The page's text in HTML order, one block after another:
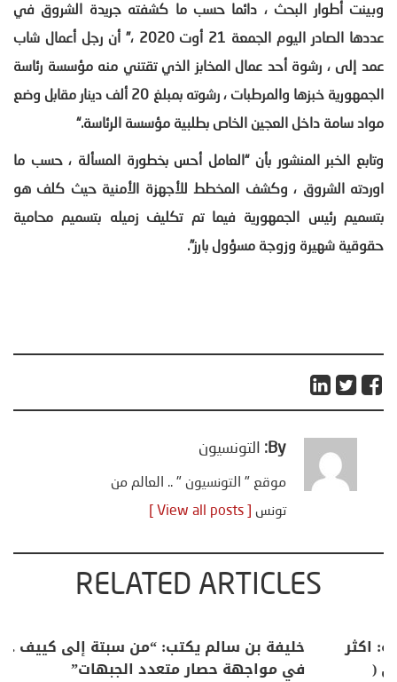
وبينت أطوار البحث ، دائما حسب ما كشفته جريدة الشروق في
عددها الصادر اليوم الجمعة 21 أوت 2020 ،” أن رجل أعمال شاب
عمد إلى ، رشوة أحد عمال المخابز الذي تقتني منه مؤسسة رئاسة
الجمهورية خبزها والمرطبات ، رشوته بمبلغ 20 ألف دينار مقابل وضع
مواد سامة داخل العجين الخاص بطلبية مؤسسة الرئاسة.
“
وتابع الخبر المنشور بأن “العامل أحس بخطورة المسألة ، حسب ما
اوردته الشروق ، وكشف المخطط للأجهزة الأمنية حيث كلف هو
بتسميم رئيس الجمهورية فيما تم تكليف زميله بتسميم محامية
حقوقية شهيرة وزوجة مسؤول بارز”.
By: التونسيون
موقع " التونسيون " .. العالم من
تونس
RELATED ARTICLES
منذر بالضيافي يكتب حول: التغيرات المناخية: اكثر
من ظاهرة طبيعية .. تحول اجتماعي وحضاري (